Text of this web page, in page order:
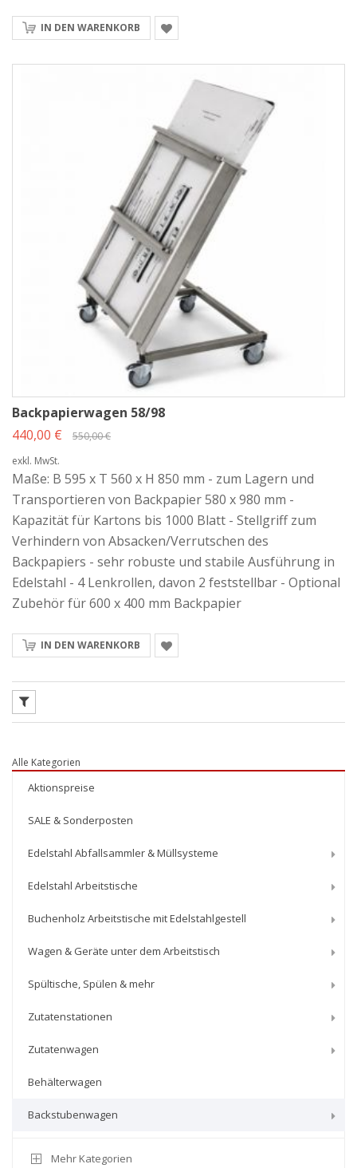
IN DEN WARENKORB
Backpapierwagen 58/98
440,00 €
550,00 €
exkl. MwSt.
Maße: B 595 x T 560 x H 850 mm - zum Lagern und
Transportieren von Backpapier 580 x 980 mm -
Kapazität für Kartons bis 1000 Blatt - Stellgriff zum
Verhindern von Absacken/Verrutschen des
Backpapiers - sehr robuste und stabile Ausführung in
Edelstahl - 4 Lenkrollen, davon 2 feststellbar - Optional
Zubehör für 600 x 400 mm Backpapier
IN DEN WARENKORB
Alle Kategorien
Aktionspreise
SALE & Sonderposten
Edelstahl Abfallsammler & Müllsysteme
Edelstahl Arbeitstische
Buchenholz Arbeitstische mit Edelstahlgestell
Wagen & Geräte unter dem Arbeitstisch
Spültische, Spülen & mehr
Zutatenstationen
Zutatenwagen
Behälterwagen
Backstubenwagen
Mehr Kategorien